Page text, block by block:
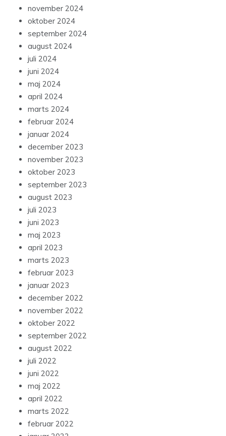
november 2024
oktober 2024
september 2024
august 2024
juli 2024
juni 2024
maj 2024
april 2024
marts 2024
februar 2024
januar 2024
december 2023
november 2023
oktober 2023
september 2023
august 2023
juli 2023
juni 2023
maj 2023
april 2023
marts 2023
februar 2023
januar 2023
december 2022
november 2022
oktober 2022
september 2022
august 2022
juli 2022
juni 2022
maj 2022
april 2022
marts 2022
februar 2022